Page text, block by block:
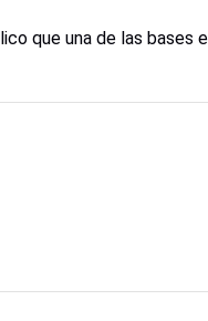
que una de las bases